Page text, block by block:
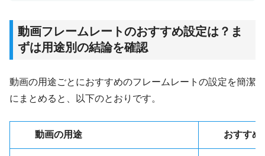
動画フレームレートのおすすめ設定は？ま
ずは用途別の結論を確認
動画の用途ごとにおすすめのフレームレートの設定を簡潔
にまとめると、以下のとおりです。
動画の用途 おすすめ